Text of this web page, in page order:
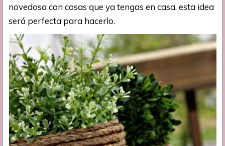
novedosa con cosas que ya tengas en casa, esta idea
será perfecta para hacerlo.